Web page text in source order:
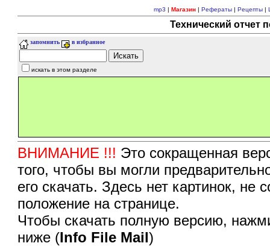
mp3 | Магазин| Рефераты| Рецепты|
Технический отчет
запомнить в избранное
искать в этом разделе
ВНИМАНИЕ !!! Это сокращенная
того, чтобы вы могли
его скачать. Здесь нет картинок,
положение на странице.
Чтобы скачать полную версию,
ниже (Info File Mail)